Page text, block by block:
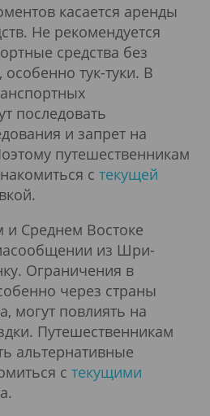
касается аренды
Не рекомендуется
средства без
тук-туки. В
последовать
и запрет на
путешественникам
с текущей
и Среднем Востоке
из Шри-
Ограничения в
через страны
могут повлиять на
Путешественникам
альтернативные
с текущими